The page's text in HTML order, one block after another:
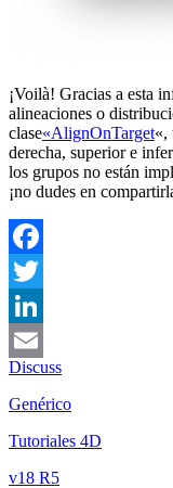
¡Voilà! Gracias a esta
alineaciones o
clase«AlignOnTarget«,
derecha, superior e
los grupos no están
¡no dudes en
Facebook
Twitter
LinkedIn
Email
Discuss
Genérico
Tutoriales 4D
v18 R5